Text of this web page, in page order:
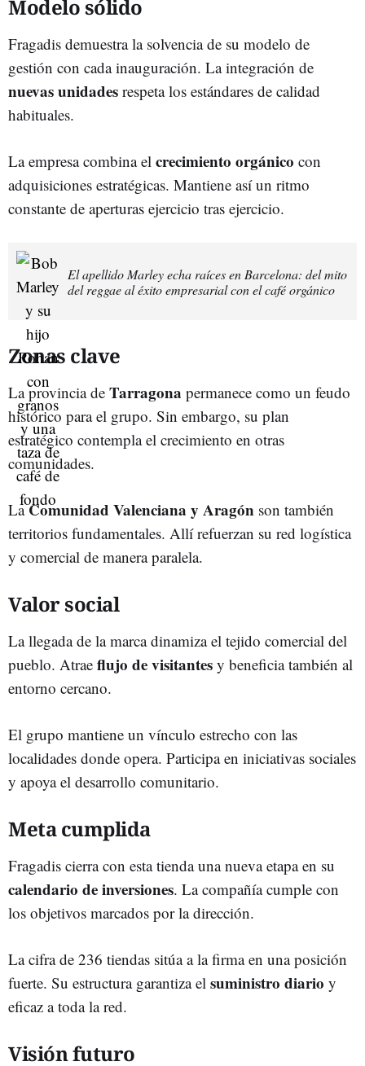
Modelo sólido
Fragadis demuestra la solvencia de su modelo de
gestión con cada inauguración. La integración de
nuevas unidades respeta los estándares de calidad
habituales.
La empresa combina el crecimiento orgánico con
adquisiciones estratégicas. Mantiene así un ritmo
constante de aperturas ejercicio tras ejercicio.
El apellido Marley echa raíces en Barcelona: del mito
del reggae al éxito empresarial con el café orgánico
Zonas clave
La provincia de Tarragona permanece como un feudo
histórico para el grupo. Sin embargo, su plan
estratégico contempla el crecimiento en otras
comunidades.
LaComunidad Valenciana y Aragón son también
territorios fundamentales. Allí refuerzan su red logística
y comercial de manera paralela.
Valor social
La llegada de la marca dinamiza el tejido comercial del
pueblo. Atrae flujo de visitantes y beneficia también al
entorno cercano.
El grupo mantiene un vínculo estrecho con las
localidades donde opera. Participa en iniciativas sociales
y apoya el desarrollo comunitario.
Meta cumplida
Fragadis cierra con esta tienda una nueva etapa en su
calendario de inversiones. La compañía cumple con
los objetivos marcados por la dirección.
La cifra de 236 tiendas sitúa a la firma en una posición
fuerte. Su estructura garantiza el suministro diario y
eficaz a toda la red.
Visión futuro